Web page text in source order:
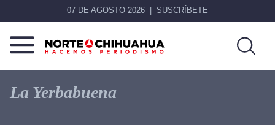
07 DE AGOSTO 2026 SUSCRÍBETE
Norte
De
Chihuahua
Más
que
noticias,
La Yerbabuena